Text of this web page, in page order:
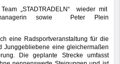
„STADTRADELN“ wieder mit
sowie Peter Plein
eine Radsportveranstaltung für die
eine gleichermaßen
Die geplante Strecke umfasst